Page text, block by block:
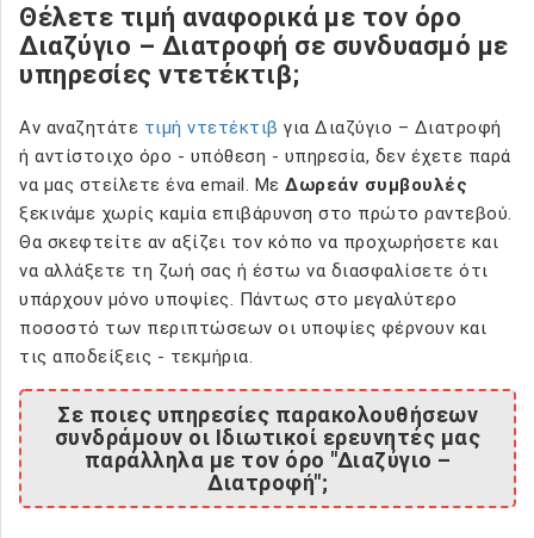
Θέλετε τιμή αναφορικά με τον όρο
Διαζύγιο – Διατροφή σε συνδυασμό με
υπηρεσίες ντετέκτιβ;
Αν αναζητάτε τιμή ντετέκτιβ για Διαζύγιο – Διατροφή
ή αντίστοιχο όρο - υπόθεση - υπηρεσία, δεν έχετε παρά
να μας στείλετε ένα email. Με Δωρεάν συμβουλές
ξεκινάμε χωρίς καμία επιβάρυνση στο πρώτο ραντεβού.
Θα σκεφτείτε αν αξίζει τον κόπο να προχωρήσετε και
να αλλάξετε τη ζωή σας ή έστω να διασφαλίσετε ότι
υπάρχουν μόνο υποψίες. Πάντως στο μεγαλύτερο
ποσοστό των περιπτώσεων οι υποψίες φέρνουν και
τις αποδείξεις - τεκμήρια.
Σε ποιες υπηρεσίες παρακολουθήσεων
συνδράμουν οι Ιδιωτικοί ερευνητές μας
παράλληλα με τον όρο "Διαζύγιο –
Διατροφή";